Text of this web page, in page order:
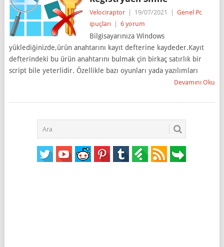
Velociraptor 19/07/2021
Genel Pc
ipuçları
6 yorum
Bilgisayarınıza Windows
yüklediğinizde,ürün anahtarını kayıt defterine kaydeder.Kayıt
defterindeki bu ürün anahtarını bulmak çin birkaç satırlık bir
script bile yeterlidir. Özellikle bazı oyunları yada yazılımları
Devamını Oku